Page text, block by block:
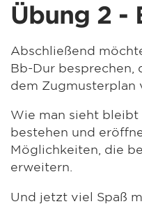
Übung 2 -
Abschließend
Bb-Dur besprechen,
dem Zugmusterplan
Wie man sieht
bestehen und
Möglichkeiten, die
erweitern.
Und jetzt viel Spaß